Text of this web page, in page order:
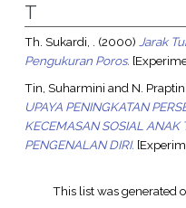
T
Th. Sukardi, . (2000) Jarak
Pengukuran Poros.
Tin, Suharmini and N.
UPAYA PENINGKATAN
KECEMASAN SOSIAL
PENGENALAN DIRI.
This list was generated